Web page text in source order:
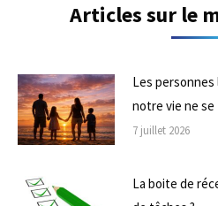
Articles sur le
Les
notre vie ne
7 juillet 2026
La boite de